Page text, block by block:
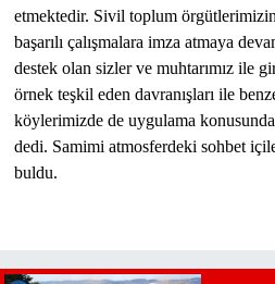
etmektedir. Sivil toplum
başarılı çalışmalara imza atmaya
destek olan sizler ve muhtarımız ile
örnek teşkil eden davranışları ile
köylerimizde de uygulama
dedi. Samimi atmosferdeki sohbet
buldu.